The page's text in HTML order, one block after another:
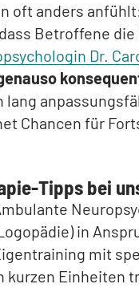
oft anders
Betroffene
Dr.
lang
Chancen für
Tipps bei
in
mit
kurzen Einheiten